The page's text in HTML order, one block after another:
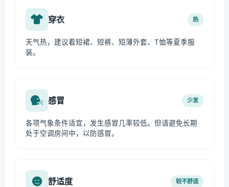
穿衣 热
天气热，建议着短裙、短裤、短薄外套、T恤等夏季服
装。
感冒 少发
各项气象条件适宜，发生感冒几率较低。但请避免长期
处于空调房间中，以防感冒。
舒适度 较不舒适